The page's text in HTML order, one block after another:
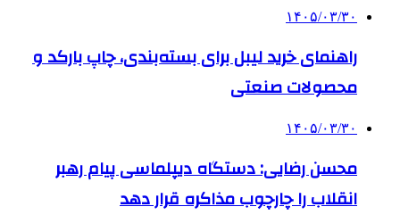
۱۴۰۵/۰۳/۳۰
راهنمای خرید لیبل برای بسته‌بندی، چاپ بارکد و
محصولات صنعتی
۱۴۰۵/۰۳/۳۰
محسن رضایی: دستگاه دیپلماسی پیام رهبر
انقلاب را چارچوب مذاکره قرار دهد